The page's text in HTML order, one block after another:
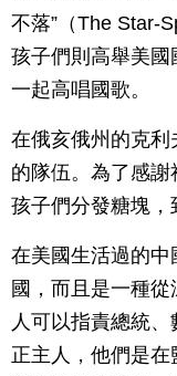
不落”（The Star-
孩子們則高舉美
一起高唱國歌。
在俄亥俄州的克
的隊伍。為了感
孩子們分發糖塊，
在美國生活過的
國，而且是一種
人可以指責總統
正主人，他們是